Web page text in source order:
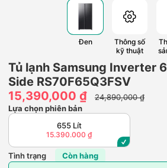
Đen
Thông số
kỹ thuật
Tủ lạnh Samsung Inverter
Side RS70F65Q3FSV
15,390,000 ₫
24,890,000 ₫
Lựa chọn phiên bản
655 Lít
15.390.000 ₫
Tình trạng Còn hàng